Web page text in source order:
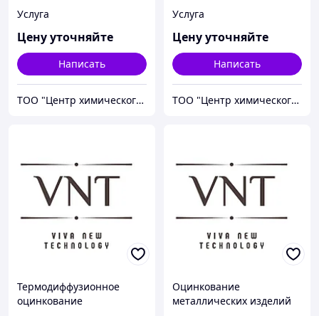
Услуга
Цену уточняйте
Написать
ТОО "Центр химического инжиниринга и материаловедения"
Услуга
Цену уточняйте
Написать
ТОО "Центр химического инжиниринга и материаловедения"
Термодиффузионное
оцинкование
Оцинкование
металлических изделий